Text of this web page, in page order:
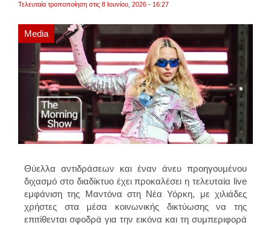
Τελευταία τροποποίηση στις 8 Ιουνίου, 2026 - 16:27
Media
Θύελλα αντιδράσεων και έναν άνευ προηγουμένου
διχασμό στο διαδίκτυο έχει προκαλέσει η τελευταία live
εμφάνιση της Μαντόνα στη Νέα Υόρκη, με χιλιάδες
χρήστες στα μέσα κοινωνικής δικτύωσης να της
επιτίθενται σφοδρά για την εικόνα και τη συμπεριφορά